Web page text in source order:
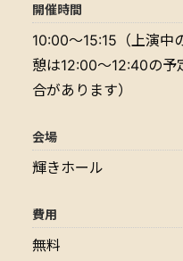
開催時間
10:00～15:15（上演中
憩は12:00～12:40の予
合があります）
会場
輝きホール
費用
無料